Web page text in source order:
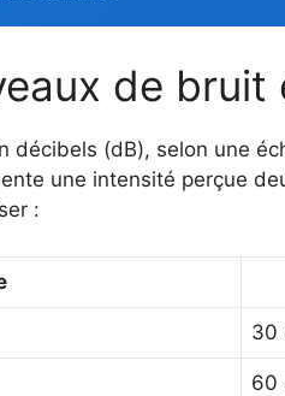
de bruit
décibels (dB), selon une
une intensité perçue
:
30
60